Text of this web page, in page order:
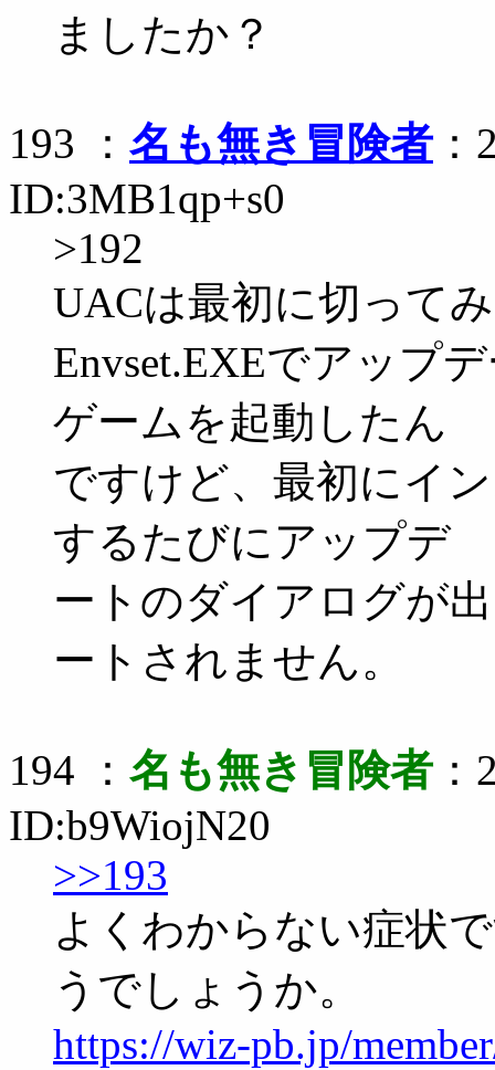
ましたか？
193 ： 名も無き冒険者
ID:3MB1qp+s0
>192
UACは最初に切って
Envset.EXEでアップ
ゲームを起動したん
ですけど、最初にイ
するたびにアップデ
ートのダイアログが
ートされません。
194 ： 名も無き冒険者
ID:b9WiojN20
>>193
よくわからない症状
うでしょうか。
https://wiz-pb.jp/